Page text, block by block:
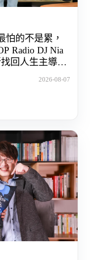
怕的不是累，
Radio DJ Nia
回人生主導權
2026-08-07